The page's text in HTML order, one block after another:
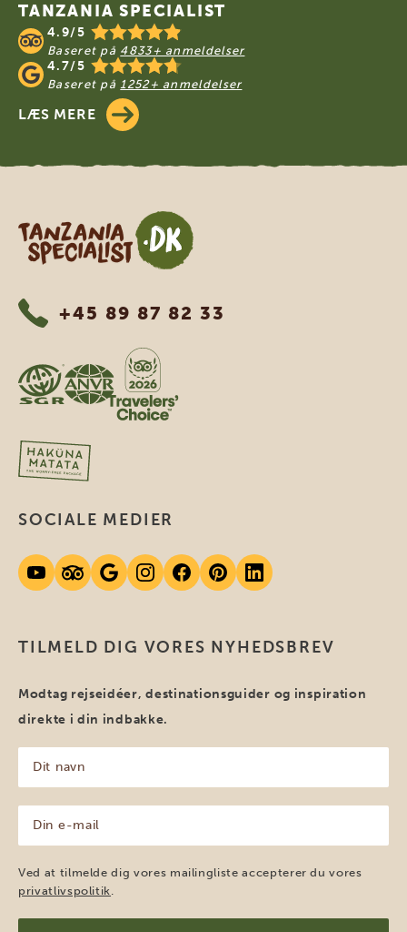
TANZANIA SPECIALIST
4.9/5
Baseret på 4833+ anmeldelser
4.7/5
Baseret på1252+ anmeldelser
LÆS MERE
Tanzania Specialist
+45 89 87 82 33
TILMELD DIG VORES NYHEDSBREV
Modtag rejseidéer, destinationsguider og inspiration
direkte i din indbakke.
navn
(Påkrævet)
mail
(Påkrævet)
Ved at tilmelde dig vores mailingliste accepterer du vores
privatlivspolitik.
SOCIALE MEDIER